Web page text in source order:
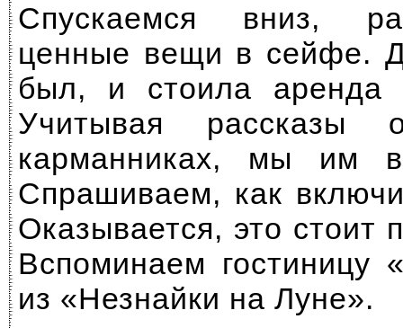
Спускаемся вниз,
ценные вещи в сейфе.
был, и стоила
Учитывая рассказы
карманниках, мы им
Спрашиваем, как
Оказывается, это стоит
Вспоминаем гостиницу
из «Незнайки на Луне».